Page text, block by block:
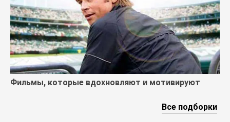
Фильмы, которые вдохновляют и мотивируют
Все подборки